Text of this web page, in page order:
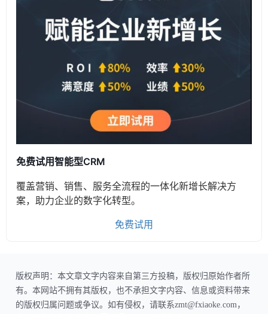
免费试用智能型CRM
覆盖营销、销售、服务全流程的一体化新增长解决方
案，助力企业的数字化转型。
免费试用
版权声明：本文章文字内容来自第三方投稿，版权归原始作者所
有。本网站不拥有其版权，也不承担文字内容、信息或资料带来
的版权归属问题或争议。如有侵权，请联系zmt@fxiaoke.com，